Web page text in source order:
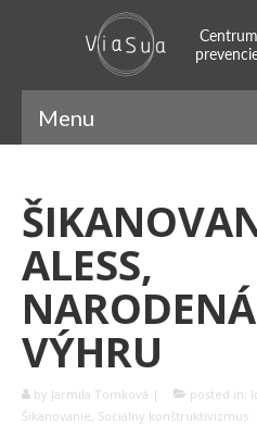
Menu
Náš príbeh
Náš tím
Systemický prístup
Naratívny prístup
SFBT
ALESS,
VÝHRU
by Jarmila Tomková | posted in:
Šikanovanie, Sociálny konštruktivizmus